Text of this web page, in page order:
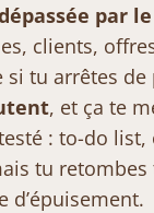
par
clients,
si tu arrêtes de
, et ça te
: to-do
tu
d’épuisement.